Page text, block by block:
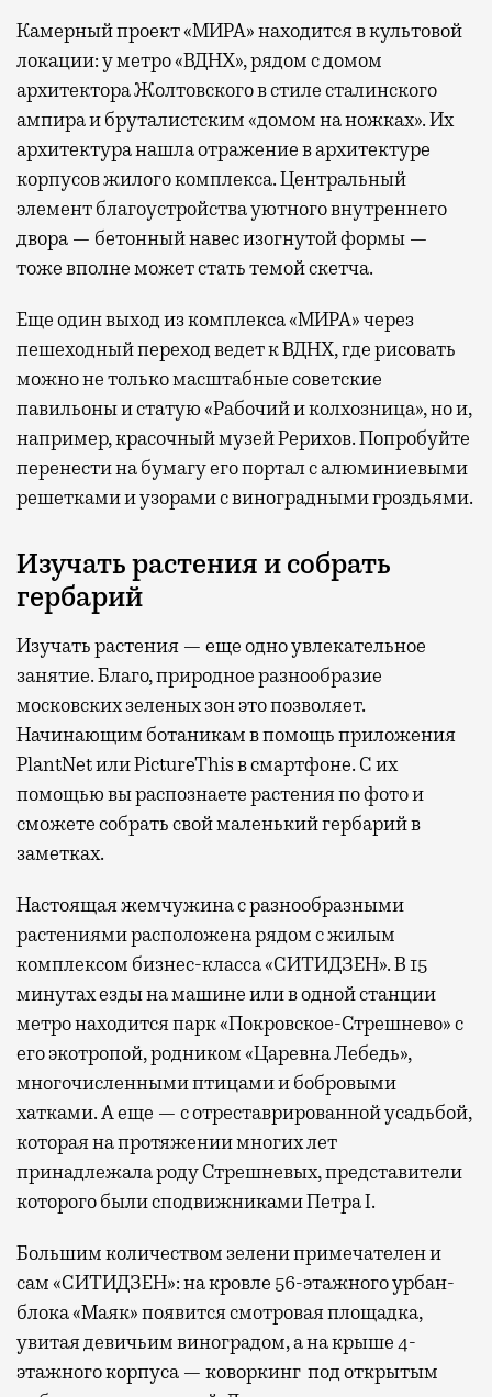
Камерный проект «МИРА» находится в культовой
локации: у метро «ВДНХ», рядом с домом
архитектора Жолтовского в стиле сталинского
ампира и бруталистским «домом на ножках». Их
архитектура нашла отражение в архитектуре
корпусов жилого комплекса. Центральный
элемент благоустройства уютного внутреннего
двора — бетонный навес изогнутой формы —
тоже вполне может стать темой скетча.
Еще один выход из комплекса «МИРА» через
пешеходный переход ведет к ВДНХ, где рисовать
можно не только масштабные советские
павильоны и статую «Рабочий и колхозница», но и,
например, красочный музей Рерихов. Попробуйте
перенести на бумагу его портал с алюминиевыми
решетками и узорами с виноградными гроздьями.
Изучать растения и собрать
гербарий
Изучать растения — еще одно увлекательное
занятие. Благо, природное разнообразие
московских зеленых зон это позволяет.
Начинающим ботаникам в помощь приложения
PlantNet или PictureThis в смартфоне. С их
помощью вы распознаете растения по фото и
сможете собрать свой маленький гербарий в
заметках.
Настоящая жемчужина с разнообразными
растениями расположена рядом с жилым
комплексом бизнес-класса «СИТИДЗЕН». В 15
минутах езды на машине или в одной станции
метро находится парк «Покровское-Стрешнево» с
его экотропой, родником «Царевна Лебедь»,
многочисленными птицами и бобровыми
хатками. А еще — с отреставрированной усадьбой,
которая на протяжении многих лет
принадлежала роду Стрешневых, представители
которого были сподвижниками Петра I.
Большим количеством зелени примечателен и
сам «СИТИДЗЕН»: на кровле 56-этажного урбан-
блока «Маяк» появится смотровая площадка,
увитая девичьим виноградом, а на крыше 4-
этажного корпуса — коворкинг под открытым